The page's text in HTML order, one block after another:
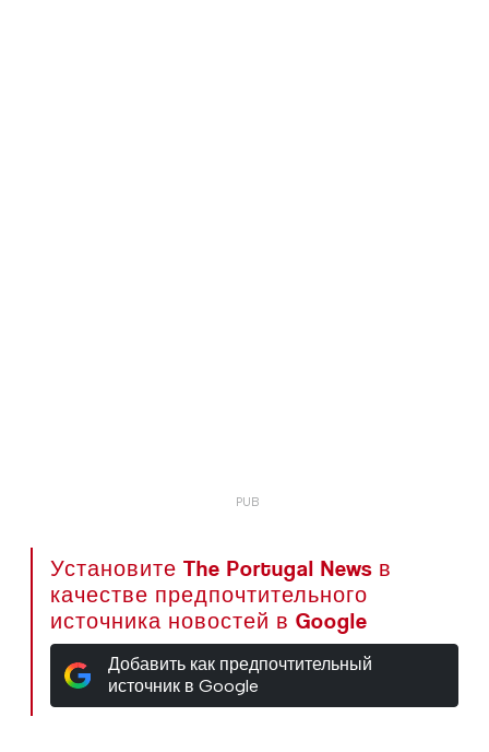
Установите The Portugal News в
качестве предпочтительного
источника новостей в Google
Добавить как предпочтительный
источник в Google